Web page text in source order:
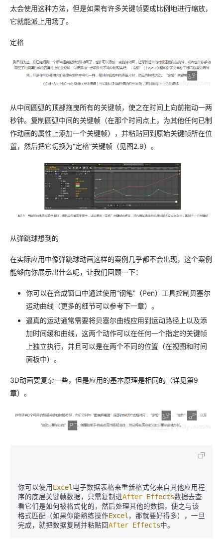
太会使用这种方法，但是如果有许多关键帧要成比例地进行缩放，
它就能派上用场了。
定格
从中间圆弧的顶部拖曳所有的关键帧，使之在时间上向前拖动一两
秒钟。复制圆弧中间的关键帧（在那个时间点上，为其他任何已制
作动画的属性上添加一个关键帧），并粘贴回到原始关键帧所在位
置，然后把它切换为“定格”关键帧（见图2.9）。
从弹跳球想到的
在实际应用中像弹跳球动画这样的案例几乎都不会出现，这个案例
能够向你展示出什么呢，让我们回顾一下：
你可以在合成窗口中通过使用“钢笔”（Pen）工具控制贝塞尔
运动曲线（更多的细节可以参考下一章）。
逼真的运动通常需要将贝塞尔曲线应用到运动路径上以及添
加时间缓和曲线，这两个动作可以在任何一个指定的关键帧
上独立执行，并且可以是在两个不同的位置（在视图和时间
面板中）。
3D动画要复杂一些，但是应用的基本原理是相同的（详见第9
章）。
你可以使用 Excel 电子数据表格来重新格式化来自其他应用程
序的底层关键帧数据，只需复制进After Effects数据去查
看它们是如何被格式化的，然后处理其他的数据，使之与该
格式匹配（如果你能熟练操作Excel ，那就要好得多），一旦
完成，就把数据复制并粘贴回After Effects